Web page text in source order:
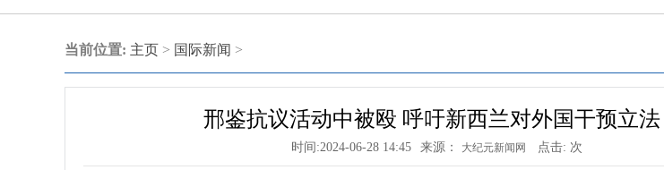
当前位置: 主页 > 国际新闻 >
邢鉴抗议活动中被殴 呼吁新西兰对外国干预立法
时间:2024-06-28 14:45 来源： 大纪元新闻网 点击: 次